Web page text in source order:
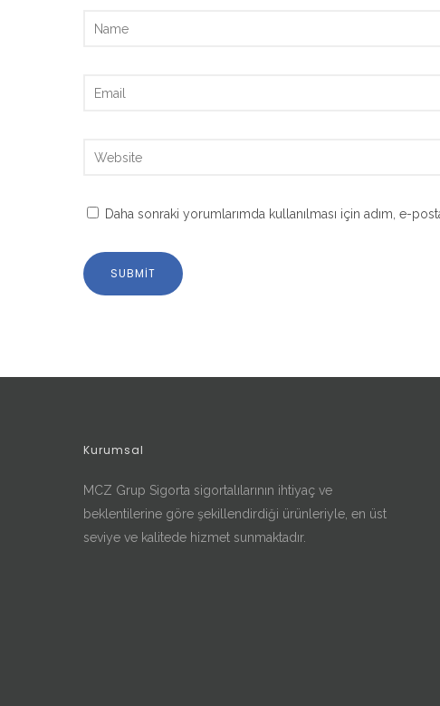
Daha sonraki yorumlarımda kullanılması için adım, e-
Kurumsal
MCZ Grup Sigorta sigortalılarının ihtiyaç ve
beklentilerine göre şekillendirdiği ürünleriyle, en üst
seviye ve kalitede hizmet sunmaktadır.